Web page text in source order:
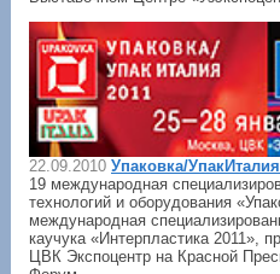
22.09.2010 Упаковка/
19 международная
технологий и оборудования
международная
каучука «Интерпластика 2011»,
ЦВК Экспоцентр на Красной